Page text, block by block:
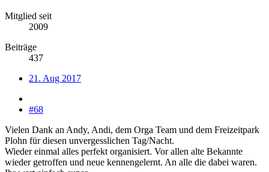
Mitglied seit
2009
Beiträge
437
21. Aug 2017
#68
Vielen Dank an Andy, Andi, dem Orga Team und dem Freizeitpark
Plohn für diesen unvergesslichen Tag/Nacht.
Wieder einmal alles perfekt organisiert. Vor allen alte Bekannte
wieder getroffen und neue kennengelernt. An alle die dabei waren.